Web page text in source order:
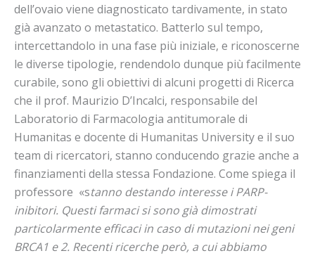
dell’ovaio viene diagnosticato tardivamente, in stato
già avanzato o metastatico. Batterlo sul tempo,
intercettandolo in una fase più iniziale, e riconoscerne
le diverse tipologie, rendendolo dunque più facilmente
curabile, sono gli obiettivi di alcuni progetti di Ricerca
che il prof. Maurizio D’Incalci, responsabile del
Laboratorio di Farmacologia antitumorale di
Humanitas e docente di Humanitas University e il suo
team di ricercatori, stanno conducendo grazie anche a
finanziamenti della stessa Fondazione. Come spiega il
professore «stanno destando interesse i PARP-
inibitori. Questi farmaci si sono già dimostrati
particolarmente efficaci in caso di mutazioni nei geni
BRCA1 e 2. Recenti ricerche però, a cui abbiamo